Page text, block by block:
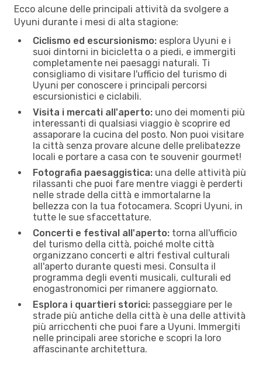
Ecco alcune delle principali attività da svolgere a
Uyuni durante i mesi di alta stagione:
Ciclismo ed escursionismo: esplora Uyuni e i
suoi dintorni in bicicletta o a piedi, e immergiti
completamente nei paesaggi naturali. Ti
consigliamo di visitare l'ufficio del turismo di
Uyuni per conoscere i principali percorsi
escursionistici e ciclabili.
Visita i mercati all'aperto: uno dei momenti più
interessanti di qualsiasi viaggio è scoprire ed
assaporare la cucina del posto. Non puoi visitare
la città senza provare alcune delle prelibatezze
locali e portare a casa con te souvenir gourmet!
Fotografia paesaggistica: una delle attività più
rilassanti che puoi fare mentre viaggi è perderti
nelle strade della città e immortalarne la
bellezza con la tua fotocamera. Scopri Uyuni, in
tutte le sue sfaccettature.
Concerti e festival all'aperto: torna all'ufficio
del turismo della città, poiché molte città
organizzano concerti e altri festival culturali
all'aperto durante questi mesi. Consulta il
programma degli eventi musicali, culturali ed
enogastronomici per rimanere aggiornato.
Esplora i quartieri storici: passeggiare per le
strade più antiche della città è una delle attività
più arricchenti che puoi fare a Uyuni. Immergiti
nelle principali aree storiche e scopri la loro
affascinante architettura.